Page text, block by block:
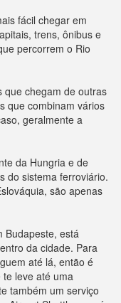
fácil chegar em
trens, ônibus e
percorrem o Rio
que chegam de outras
que combinam vários
geralmente a
da Hungria e de
do sistema ferroviário.
são apenas
Budapeste, está
da cidade. Para
até lá, então é
leve até uma
também um serviço